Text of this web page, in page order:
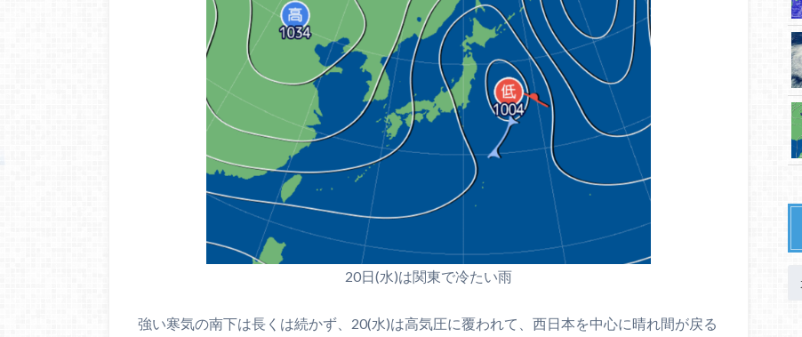
20日(水)は関東で冷たい雨
強い寒気の南下は長くは続かず、20(水)は高気圧に覆われて、西日本を中心に晴れ間が戻る